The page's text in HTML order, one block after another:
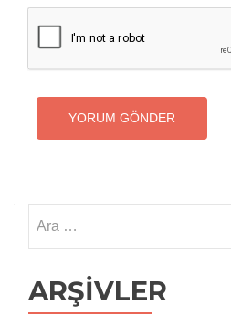
ARŞIVLER